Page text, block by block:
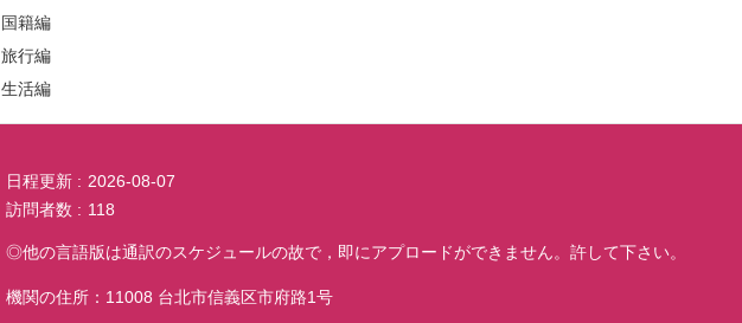
国籍編
旅行編
生活編
日程更新
2026-08-07
訪問者数
118
◎他の言語版は通訳のスケジュールの故で，即にアプロードができません。許して下さい。
機関の住所：11008 台北市信義区市府路1号